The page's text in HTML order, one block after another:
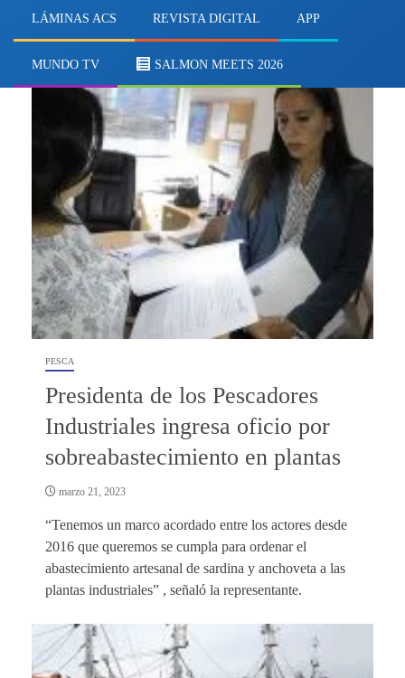
LÁMINAS ACS REVISTA DIGITAL APP
MUNDO TV SALMON MEETS 2026
pesquerías
PESCA
Presidenta de los Pescadores
Industriales ingresa oficio por
sobreabastecimiento en plantas
marzo 21, 2023
“Tenemos un marco acordado entre los actores desde
2016 que queremos se cumpla para ordenar el
abastecimiento artesanal de sardina y anchoveta a las
plantas industriales” , señaló la representante.